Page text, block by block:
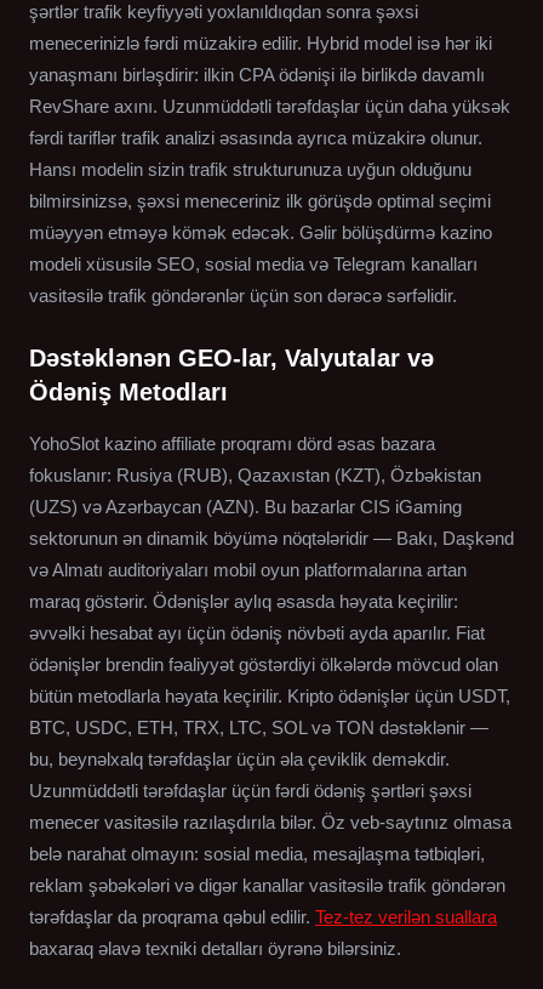
şərtlər trafik keyfiyyəti yoxlanıldıqdan sonra şəxsi
menecerinizlə fərdi müzakirə edilir. Hybrid model isə hər iki
yanaşmanı birləşdirir: ilkin CPA ödənişi ilə birlikdə davamlı
RevShare axını. Uzunmüddətli tərəfdaşlar üçün daha yüksək
fərdi tariflər trafik analizi əsasında ayrıca müzakirə olunur.
Hansı modelin sizin trafik strukturunuza uyğun olduğunu
bilmirsinizsə, şəxsi meneceriniz ilk görüşdə optimal seçimi
müəyyən etməyə kömək edəcək. Gəlir bölüşdürmə kazino
modeli xüsusilə SEO, sosial media və Telegram kanalları
vasitəsilə trafik göndərənlər üçün son dərəcə sərfəlidir.
Dəstəklənən GEO-lar, Valyutalar və
Ödəniş Metodları
YohoSlot kazino affiliate proqramı dörd əsas bazara
fokuslanır: Rusiya (RUB), Qazaxıstan (KZT), Özbəkistan
(UZS) və Azərbaycan (AZN). Bu bazarlar CIS iGaming
sektorunun ən dinamik böyümə nöqtələridir — Bakı, Daşkənd
və Almatı auditoriyaları mobil oyun platformalarına artan
maraq göstərir. Ödənişlər aylıq əsasda həyata keçirilir:
əvvəlki hesabat ayı üçün ödəniş növbəti ayda aparılır. Fiat
ödənişlər brendin fəaliyyət göstərdiyi ölkələrdə mövcud olan
bütün metodlarla həyata keçirilir. Kripto ödənişlər üçün USDT,
BTC, USDC, ETH, TRX, LTC, SOL və TON dəstəklənir —
bu, beynəlxalq tərəfdaşlar üçün əla çeviklik deməkdir.
Uzunmüddətli tərəfdaşlar üçün fərdi ödəniş şərtləri şəxsi
menecer vasitəsilə razılaşdırıla bilər. Öz veb-saytınız olmasa
belə narahat olmayın: sosial media, mesajlaşma tətbiqləri,
reklam şəbəkələri və digər kanallar vasitəsilə trafik göndərən
tərəfdaşlar da proqrama qəbul edilir. Tez-tez verilən suallara
baxaraq əlavə texniki detalları öyrənə bilərsiniz.